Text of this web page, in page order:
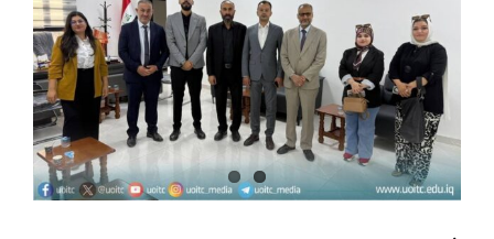
اتصل بنا